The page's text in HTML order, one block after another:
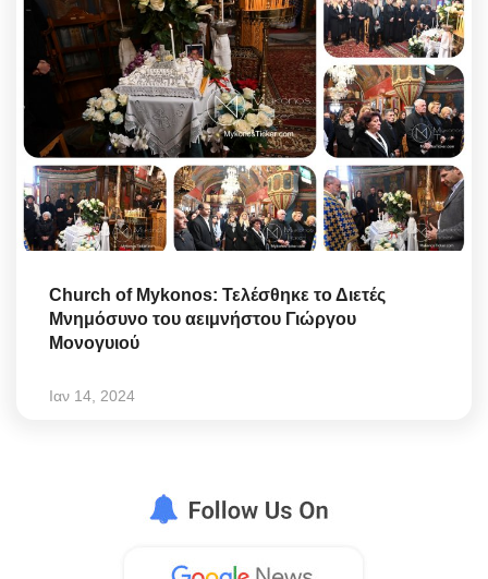
Church of Mykonos: Τελέσθηκε το Διετές
Μνημόσυνο του αειμνήστου Γιώργου
Μονογυιού
Ιαν 14, 2024